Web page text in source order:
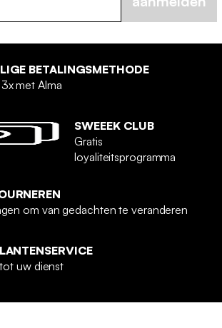
BETALINGSMETHODE
met Alma
SWEEEK CLUB
Gratis
loyaliteitsprogramma
om van gedachten te veranderen
uw dienst